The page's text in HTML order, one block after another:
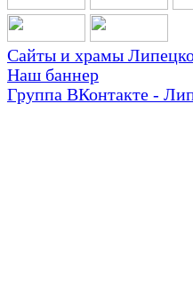
Сайты и храмы
Наш баннер
Группа ВКонтакте -